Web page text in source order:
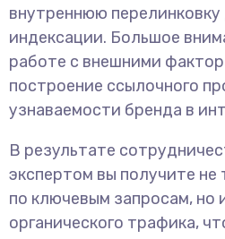
внутреннюю
индексации. Большое
работе с внешними
построение ссылочного
узнаваемости бренда в
В результате
экспертом вы получите не
по ключевым запросам, но
органического трафика,